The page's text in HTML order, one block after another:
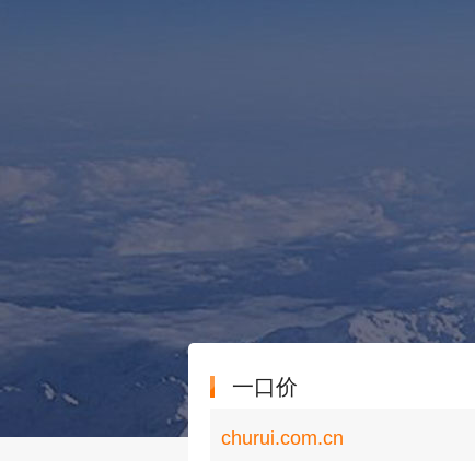
一口价
churui.com.cn